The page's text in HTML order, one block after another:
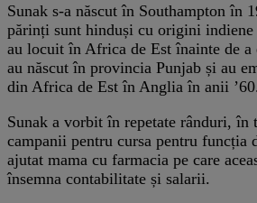
Sunak s-a născut în Southampton în
părinți sunt hinduși cu origini indiene
au locuit în Africa de Est înainte de
au născut în provincia Punjab și au
din Africa de Est în Anglia în anii ’60.
Sunak a vorbit în repetate rânduri,
campanii pentru cursa pentru funcția
ajutat mama cu farmacia pe care
însemna contabilitate și salarii.